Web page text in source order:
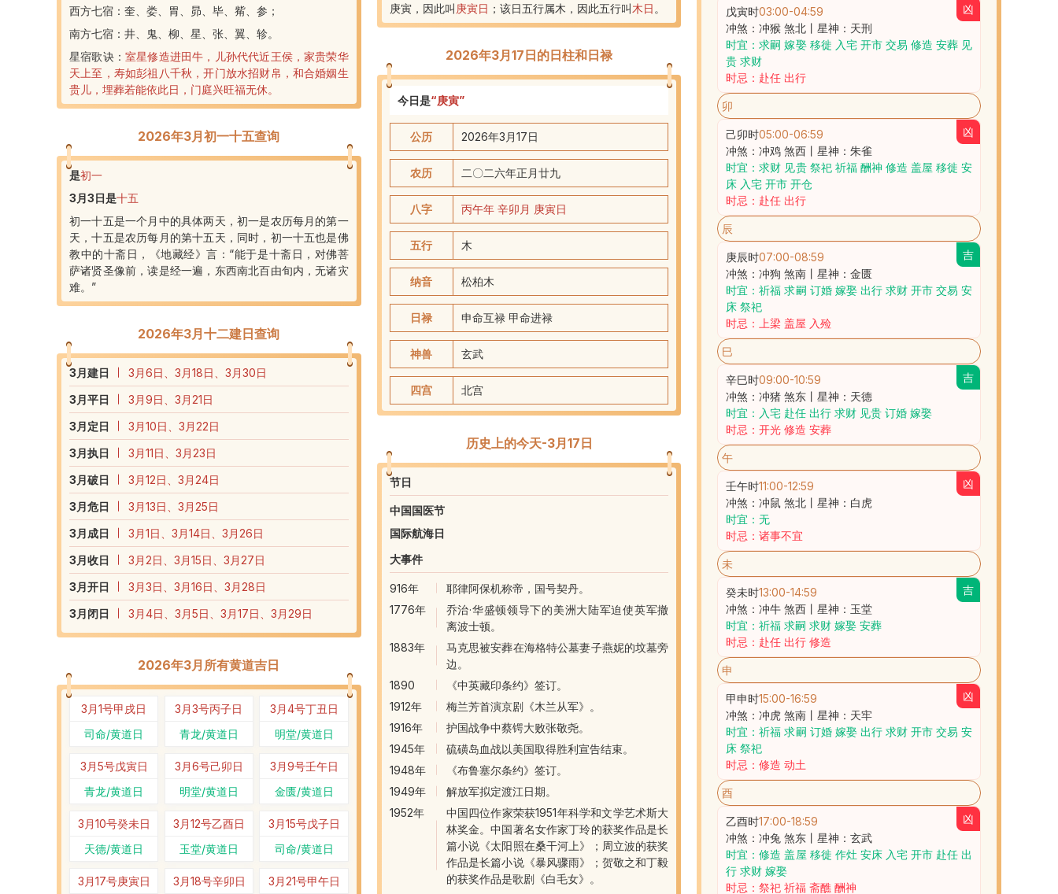
西方七宿：奎、娄、胃、昴、毕、觜、参；
南方七宿：井、鬼、柳、星、张、翼、轸。
星宿歌诀： 室星修造进田牛，儿孙代代近王侯，家贵荣华
天上至，寿如彭祖八千秋，开门放水招财帛，和合婚姻生
贵儿，埋葬若能依此日，门庭兴旺福无休。
2026年3月初一十五查询
是初一
3月3日是十五
初一十五是一个月中的具体两天，初一是农历每月的第一
天，十五是农历每月的第十五天，同时，初一十五也是佛
教中的十斋日，《地藏经》言：“能于是十斋日，对佛菩
萨诸贤圣像前，读是经一遍，东西南北百由旬内，无诸灾
难。”
2026年3月十二建日查询
3 月建日
3月6日、3月18日、3月30日
3 月平日
3月9日、3月21日
3 月定日
3月10日、3月22日
3 月执日
3月11日、3月23日
3 月破日
3月12日、3月24日
3 月危日
3月13日、3月25日
3 月成日
3月1日、3月14日、3月26日
3 月收日
3月2日、3月15日、3月27日
3 月开日
3月3日、3月16日、3月28日
3 月闭日 3月4日、3月5日、3月17日、3月29日
2026年3月所有黄道吉日
3月1号甲戌日
司命/黄道日
3月3号丙子日
青龙/黄道日
3月4号丁丑日
明堂/黄道日
3月5号戊寅日
青龙/黄道日
3月6号己卯日
明堂/黄道日
3月9号壬午日
金匮/黄道日
3月10号癸未日
天德/黄道日
3月12号乙酉日
玉堂/黄道日
3月15号戊子日
司命/黄道日
3月17号庚寅日 3月18号辛卯日 3月21号甲午日
庚寅，因此叫 庚寅日 ； 该日五行属木 ， 因此五行叫木日 。
2026年3月17日的日柱和日禄
今日是“庚寅”
公历 2026年3月17日
农历 二〇二六年正 月廿九
八字 丙午年 辛卯 月 庚寅日
五行 木
纳音 松柏木
日禄 申命互禄 甲命进禄
神兽 玄武
四宫 北宫
历史上的今天-3月17日
节日
中国国医节
国际航海日
大事件
916年
耶律阿保机称帝，国号契丹。
1776年
乔治·华盛顿领导下的美洲大陆军迫使英军撤
离波士顿。
1883年
马克思被安葬在海格特公墓妻子燕妮的坟墓旁
边。
1890
《中英藏印条约》签订。
1912年
梅兰芳首演京剧《木兰从军》。
1916年
护国战争中蔡锷大败张敬尧。
1945年
硫磺岛血战以美国取得胜利宣告结束。
1948年
《布鲁塞尔条约》签订。
1949年
解放军拟定渡江日期。
1952年
中国四位作家荣获1951年科学和文学艺术斯大
林奖金。中国著名女作家丁玲的获奖作品是长
篇小说《太阳照在桑干河上》；周立波的获奖
作品是长篇小说《暴风骤雨》；贺敬之和丁毅
的获奖作品是歌剧《白毛女》。
戊寅时03:00-04:59
冲煞：冲猴 煞北丨星神：天刑
时宜：求嗣 嫁娶 移徙 入宅 开市 交易 修造 安葬 见
贵 求财
时忌：赴任 出行
凶
卯
己卯时05:00-06:59
冲煞：冲鸡 煞西丨星神：朱雀
时宜：求财 见贵 祭祀 祈福 酬神 修造 盖屋 移徙 安
床 入宅 开市 开仓
时忌：赴任 出行
凶
辰
庚辰时07:00-08:59
冲煞：冲狗 煞南丨星神：金匮
时宜：祈福 求嗣 订婚 嫁娶 出行 求财 开市 交易 安
床 祭祀
时忌：上梁 盖屋 入殓
吉
巳
辛巳时09:00-10:59
冲煞：冲猪 煞东丨星神：天德
时宜：入宅 赴任 出行 求财 见贵 订婚 嫁娶
时忌：开光 修造 安葬
吉
午
壬午时11:00-12:59
冲煞：冲鼠 煞北丨星神：白虎
时宜：无
时忌：诸事不宜
凶
未
癸未时13:00-14:59
冲煞：冲牛 煞西丨星神：玉堂
时宜：祈福 求嗣 求财 嫁娶 安葬
时忌：赴任 出行 修造
吉
申
甲申时15:00-16:59
冲煞：冲虎 煞南丨星神：天牢
时宜：祈福 求嗣 订婚 嫁娶 出行 求财 开市 交易 安
床 祭祀
时忌：修造 动土
凶
酉
乙酉时17:00-18:59
冲煞：冲兔 煞东丨星神：玄武
时宜：修造 盖屋 移徙 作灶 安床 入宅 开市 赴任 出
行 求财 嫁娶
时忌：祭祀 祈福 斋醮 酬神
凶